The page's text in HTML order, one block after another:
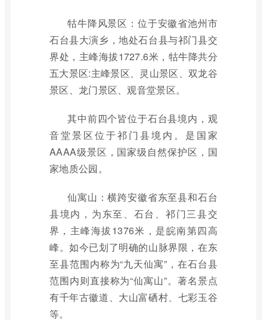
牯牛降风景区：位于安徽省池州市
石台县大演乡，地处石台县与祁门县交
界处，主峰海拔1727.6米，牯牛降共分
五大景区:主峰景区、灵山景区、双龙谷
景区、龙门景区、观音堂景区。
其中前四个皆位于石台县境内，观
音堂景区位于祁门县境内。是国家
AAAA级景区，国家级自然保护区，国
家地质公园。
仙寓山：横跨安徽省东至县和石台
县境内，为东至、石台、祁门三县交
界，主峰海拔1376米，是皖南第四高
峰。如今已划了明确的山脉界限，在东
至县范围内称为“九天仙寓”，在石台县
范围内则直接称为“仙寓山”。著名景点
有千年古徽道、大山富硒村、七彩玉谷
等。